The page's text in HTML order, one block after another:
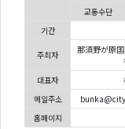
교통수단
기간
주최자
那須野が原
대표자
메일주소
홈페이지